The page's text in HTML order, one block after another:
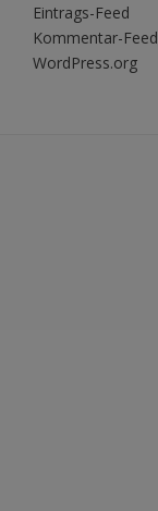
Eintrags-Feed
Kommentar-Feed
WordPress.org